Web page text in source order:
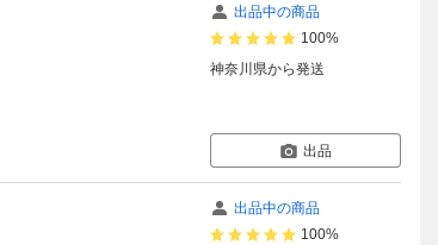
出品中の商品
100%
神奈川県から発送
出品
出品中の商品
100%